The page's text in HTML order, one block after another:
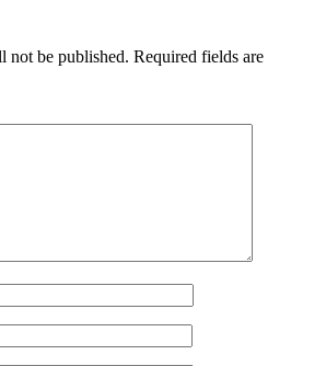
not be published. Required fields are